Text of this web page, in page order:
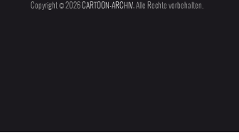
Copyright © 2026CARTOON-ARCHIV, Alle Rechte vorbehalten.